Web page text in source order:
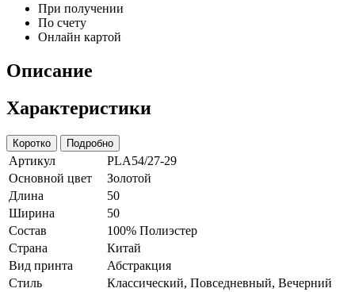
При получении
По счету
Онлайн картой
Описание
Характеристики
Коротко Подробно
Артикул
PLA54/27-29
Основной цвет
Золотой
Длина
50
Ширина
50
Состав
100% Полиэстер
Страна
Китай
Вид принта
Абстракция
Стиль
Классический, Повседневный, Вечерний